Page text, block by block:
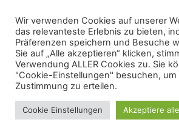
content
Menu
Start /
Lieblings
Möbelkollektionen
/
Wir verwenden Cookies auf unserer
das relevanteste Erlebnis zu bieten,
Präferenzen speichern und Besuche
Sie auf „Alle akzeptieren“ klicken,
Verwendung ALLER Cookies zu. Sie
"Cookie-Einstellungen" besuchen,
Zustimmung zu erteilen.
Cookie Einstellungen Akzeptiere